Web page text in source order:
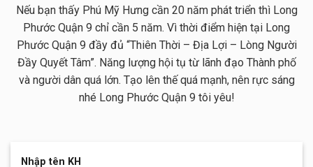
Nếu bạn thấy Phú Mỹ Hưng cần 20 năm phát triển thì Long
Phước Quận 9 chỉ cần 5 năm. Vì thời điểm hiện tại Long
Phước Quận 9 đầy đủ “Thiên Thời – Địa Lợi – Lòng Người
Đầy Quyết Tâm”. Năng lượng hội tụ từ lãnh đạo Thành phố
và người dân quá lớn. Tạo lên thế quá mạnh, nên rực sáng
nhé Long Phước Quận 9 tôi yêu!
Nhập tên KH